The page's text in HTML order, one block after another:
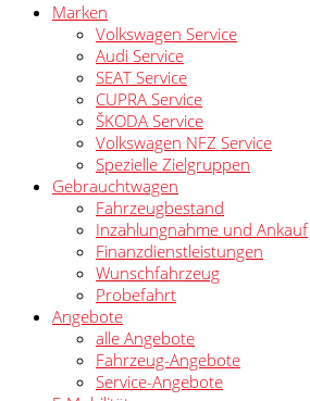
Marken
Volkswagen Service
Audi Service
SEAT Service
CUPRA Service
ŠKODA Service
Volkswagen NFZ Service
Spezielle Zielgruppen
Gebrauchtwagen
Fahrzeugbestand
Inzahlungnahme und Ankauf
Finanzdienstleistungen
Wunschfahrzeug
Probefahrt
Angebote
alle Angebote
Fahrzeug-Angebote
Service-Angebote